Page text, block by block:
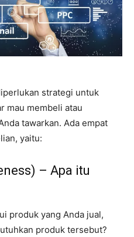
strategi untuk
mau membeli atau
tawarkan. Ada empat
yaitu:
– Apa itu
produk yang Anda jual,
produk tersebut?